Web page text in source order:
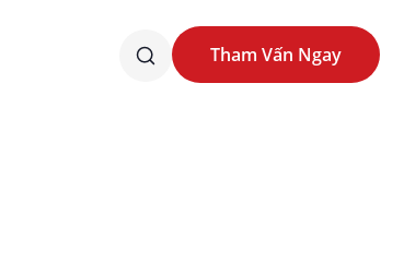
Tham Vấn Ngay
Tham Vấn Ngay